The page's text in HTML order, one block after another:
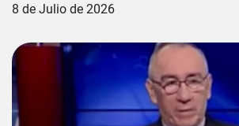
8 de Julio de 2026